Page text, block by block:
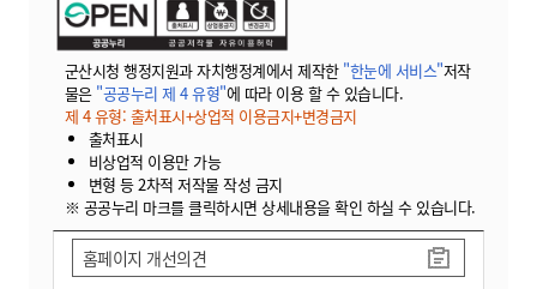
군산시청 행정지원과 자치행정계에서 제작한 "한눈에 서비스"저작
물은 "공공누리 제 4 유형"에 따라 이용 할 수 있습니다.
제 4 유형: 출처표시+상업적 이용금지+변경금지
출처표시
비상업적 이용만 가능
변형 등 2차적 저작물 작성 금지
※ 공공누리 마크를 클릭하시면 상세내용을 확인 하실 수 있습니다.
홈페이지 개선의견